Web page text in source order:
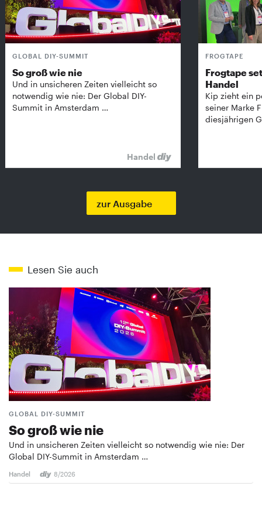
GLOBAL DIY-SUMMIT
So groß wie nie
Und in unsicheren Zeiten vielleicht so
notwendig wie nie: Der Global DIY-
Summit in Amsterdam …
Handel
FROGTAPE
Frogtape
Handel
Kip zieht ein
seiner Marke
diesjährigen
zur Ausgabe
Lesen Sie auch
GLOBAL DIY-SUMMIT
So groß wie nie
Und in unsicheren Zeiten vielleicht so notwendig wie nie: Der
Global DIY-Summit in Amsterdam …
Handel 8/2026